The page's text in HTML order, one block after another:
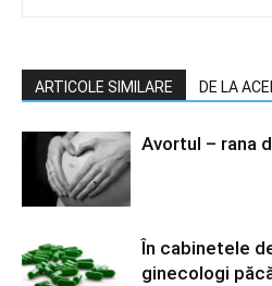
ARTICOLE SIMILARE DE LA
Avortul – rana
În cabinetele
ginecologi